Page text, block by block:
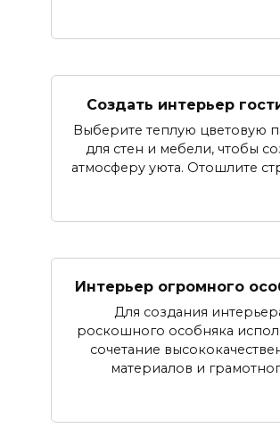
Создать интерьер
Выберите теплую цветовую
для стен и мебели, чтобы
атмосферу уюта. Отошлите
Интерьер огромного
Для создания
роскошного особняка
сочетание
материалов и